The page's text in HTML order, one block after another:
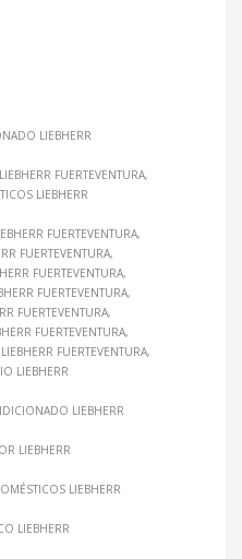
LIEBHERR
FUERTEVENTURA
LIEBHERR
FUERTEVENTURA
FUERTEVENTURA
FUERTEVENTURA
FUERTEVENTURA
FUERTEVENTURA
FUERTEVENTURA
FUERTEVENTURA
LIEBHERR
LIEBHERR
LIEBHERR
LIEBHERR
LIEBHERR